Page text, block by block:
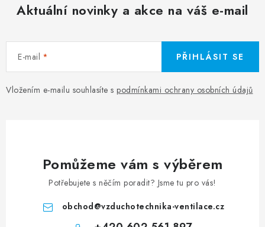
Aktuální novinky a akce na váš e-mail
E-mail
Vložením e-mailu souhlasíte s podmínkami ochrany osobních údajů
PŘIHLÁSIT SE
Pomůžeme vám s výběrem
Potřebujete s něčím poradit? Jsme tu pro vás!
obchod@vzduchotechnika-ventilace.cz